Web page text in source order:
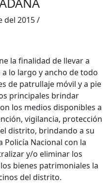
del 2015/
la finalidad de llevar a
lo largo y ancho de todo
de patrullaje móvil y a pie
principales brindar
los medios disponibles a
vigilancia, protección
distrito, brindando a su
Policía Nacional con la
y/o eliminar los
bienes patrimoniales la
del distrito.